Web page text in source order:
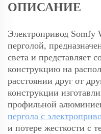
ОПИСАНИЕ
Электропривод Somfy
перголой,
света и представляет
конструкцию на
расстоянии друг от
конструкции
профильной
пергола с
и потере жесткости с